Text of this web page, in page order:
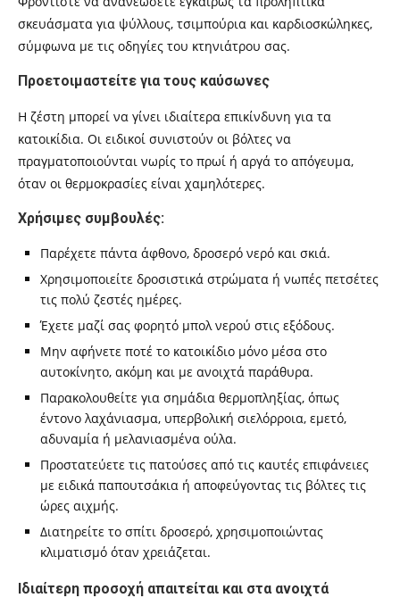
σκευάσματα για ψύλλους, τσιμπούρια και καρδιοσκώληκες,
σύμφωνα με τις οδηγίες του κτηνιάτρου σας.
Προετοιμαστείτε για τους καύσωνες
Η ζέστη μπορεί να γίνει ιδιαίτερα επικίνδυνη για τα
κατοικίδια. Οι ειδικοί συνιστούν οι βόλτες να
πραγματοποιούνται νωρίς το πρωί ή αργά το απόγευμα,
όταν οι θερμοκρασίες είναι χαμηλότερες.
Χρήσιμες συμβουλές:
Παρέχετε πάντα άφθονο, δροσερό νερό και σκιά.
Χρησιμοποιείτε δροσιστικά στρώματα ή νωπές πετσέτες
τις πολύ ζεστές ημέρες.
Έχετε μαζί σας φορητό μπολ νερού στις εξόδους.
Μην αφήνετε ποτέ το κατοικίδιο μόνο μέσα στο
αυτοκίνητο, ακόμη και με ανοιχτά παράθυρα.
Παρακολουθείτε για σημάδια θερμοπληξίας, όπως
έντονο λαχάνιασμα, υπερβολική σιελόρροια, εμετό,
αδυναμία ή μελανιασμένα ούλα.
Προστατεύετε τις πατούσες από τις καυτές επιφάνειες
με ειδικά παπουτσάκια ή αποφεύγοντας τις βόλτες τις
ώρες αιχμής.
Διατηρείτε το σπίτι δροσερό, χρησιμοποιώντας
κλιματισμό όταν χρειάζεται.
Ιδιαίτερη προσοχή απαιτείται και στα ανοιχτά